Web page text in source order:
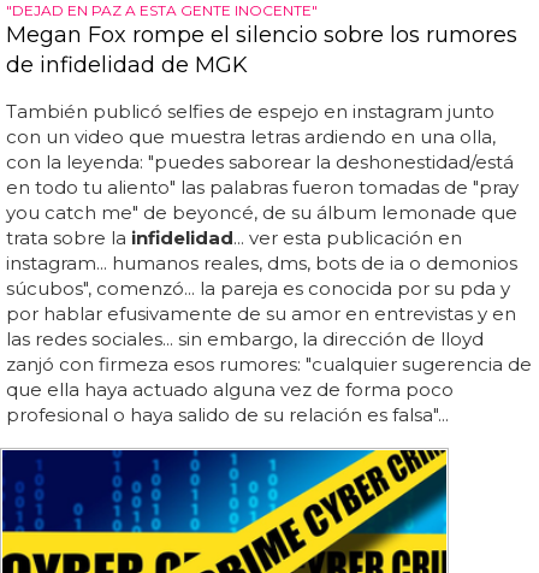
"DEJAD EN PAZ A ESTA GENTE INOCENTE"
Megan Fox rompe el silencio sobre los rumores
de infidelidad de MGK
También publicó selfies de espejo en instagram junto
con un video que muestra letras ardiendo en una olla,
con la leyenda: "puedes saborear la deshonestidad/está
en todo tu aliento" las palabras fueron tomadas de "pray
you catch me" de beyoncé, de su álbum lemonade que
trata sobre la infidelidad... ver esta publicación en
instagram... humanos reales, dms, bots de ia o demonios
súcubos", comenzó... la pareja es conocida por su pda y
por hablar efusivamente de su amor en entrevistas y en
las redes sociales... sin embargo, la dirección de lloyd
zanjó con firmeza esos rumores: "cualquier sugerencia de
que ella haya actuado alguna vez de forma poco
profesional o haya salido de su relación es falsa"...